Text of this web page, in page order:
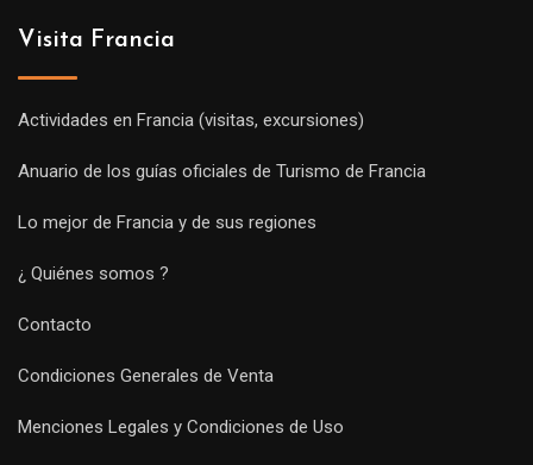
Visita Francia
Actividades en Francia (visitas, excursiones)
Anuario de los guías oficiales de Turismo de Francia
Lo mejor de Francia y de sus regiones
¿ Quiénes somos ?
Contacto
Condiciones Generales de Venta
Menciones Legales y Condiciones de Uso